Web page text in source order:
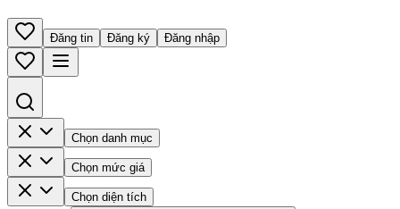
Đăng tin Đăng ký Đăng nhập
Chọn danh mục
Chọn mức giá
Chọn diện tích